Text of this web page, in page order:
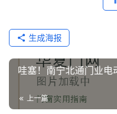
生成海报
哇塞！南宁北通门业
上一篇